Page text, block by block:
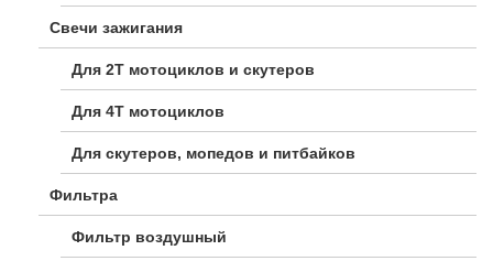
Свечи зажигания
Для 2Т мотоциклов и скутеров
Для 4Т мотоциклов
Для скутеров, мопедов и питбайков
Фильтра
Фильтр воздушный